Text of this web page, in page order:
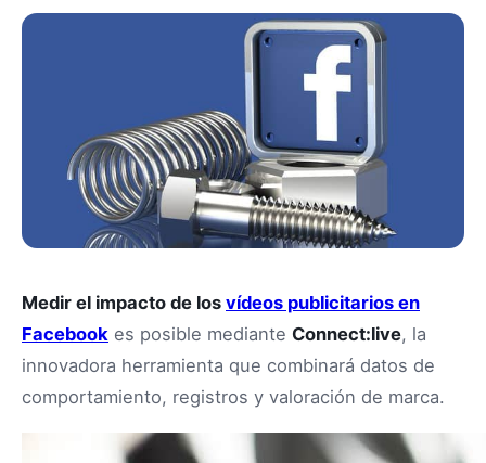
Medir el impacto de los vídeos publicitarios en
Facebook es posible mediante Connect:live, la
innovadora herramienta que combinará datos de
comportamiento, registros y valoración de marca.